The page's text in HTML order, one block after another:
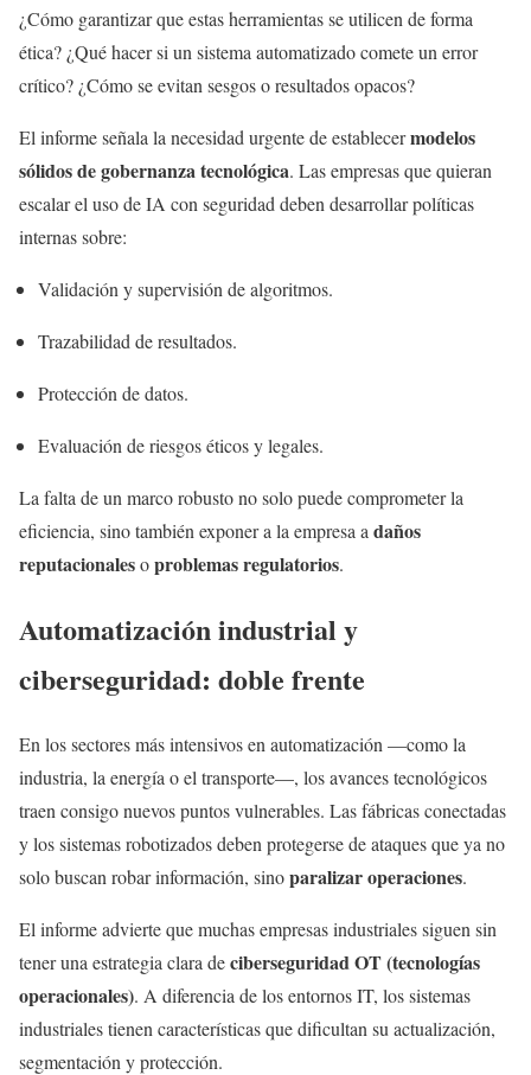
¿Cómo garantizar que estas herramientas se utilicen de forma
ética? ¿Qué hacer si un sistema automatizado comete un error
crítico? ¿Cómo se evitan sesgos o resultados opacos?
El informe señala la necesidad urgente de establecermodelos
sólidos de gobernanza tecnológica. Las empresas que quieran
escalar el uso de IA con seguridad deben desarrollar políticas
internas sobre:
Validación y supervisión de algoritmos.
Trazabilidad de resultados.
Protección de datos.
Evaluación de riesgos éticos y legales.
La falta de un marco robusto no solo puede comprometer la
eficiencia, sino también exponer a la empresa a daños
reputacionalesoproblemas regulatorios.
Automatización industrial y
ciberseguridad: doble frente
En los sectores más intensivos en automatización —como la
industria, la energía o el transporte—, los avances tecnológicos
traen consigo nuevos puntos vulnerables. Las fábricas conectadas
y los sistemas robotizados deben protegerse de ataques que ya no
solo buscan robar información, sinoparalizar operaciones.
El informe advierte que muchas empresas industriales siguen sin
tener una estrategia clara deciberseguridad OT (tecnologías
operacionales). A diferencia de los entornos IT, los sistemas
industriales tienen características que dificultan su actualización,
segmentación y protección.